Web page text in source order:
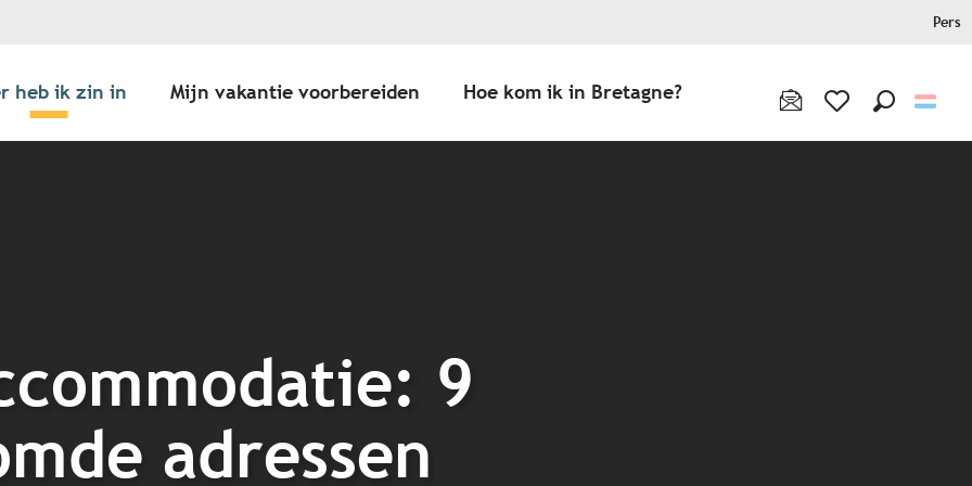
Pers
heb ik zin in Mijn vakantie voorbereiden Hoe kom ik in Bretagne?
9
adressen